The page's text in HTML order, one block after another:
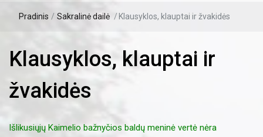
Pradinis / Sakralinė dailė / Klausyklos, klauptai ir žvakidės
Klausyklos, klauptai ir
žvakidės
Išlikusiųjų Kaimelio bažnyčios baldų meninė vertė nėra